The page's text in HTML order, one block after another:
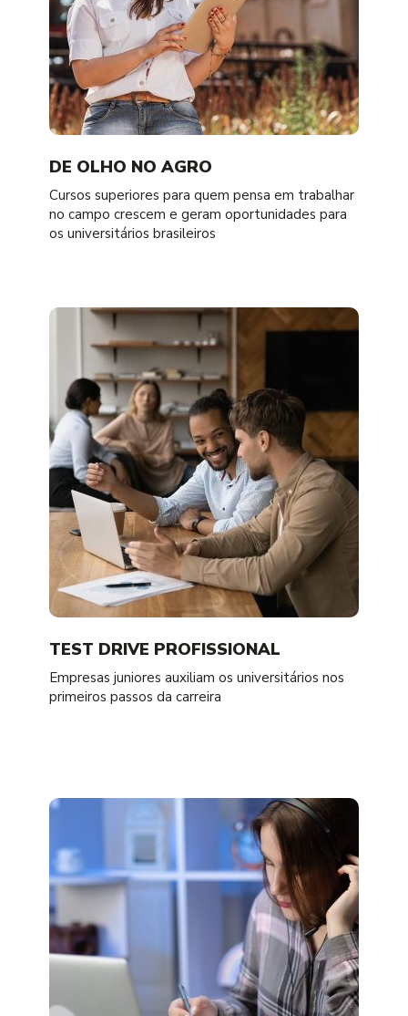
DE OLHO NO AGRO
Cursos superiores para quem pensa em trabalhar
no campo crescem e geram oportunidades para
os universitários brasileiros
TEST DRIVE PROFISSIONAL
Empresas juniores auxiliam os universitários nos
primeiros passos da carreira